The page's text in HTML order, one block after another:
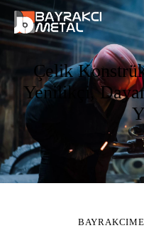
Çelik
Yenilikçi,